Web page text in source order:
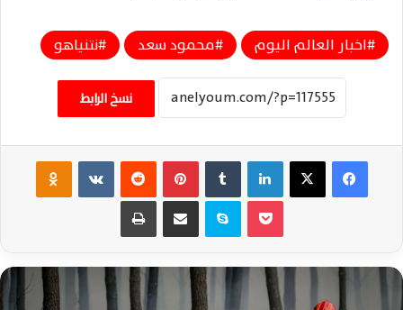
اخبار العالم اليوم محمود سعد نتنياهو
نسخ الرابط
فيسبوك ‫X لينكدإن بينتيريست ‏VKontakte
سكايب مشاركة عبر البريد طباعة